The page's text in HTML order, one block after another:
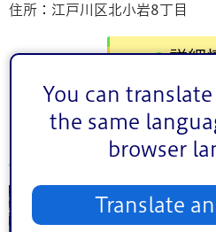
You can
the same
browser
Translate
住所：江戸川区北小岩8丁目
詳細
八幡神社の北原